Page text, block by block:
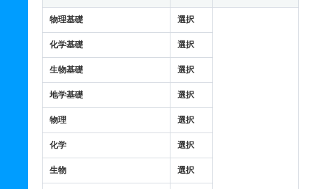
物理基礎 選択
化学基礎 選択
生物基礎 選択
地学基礎 選択
物理 選択
化学 選択
生物 選択